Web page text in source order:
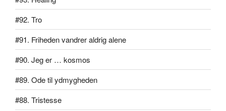
#92. Tro
#91. Friheden vandrer aldrig alene
#90. Jeg er … kosmos
#89. Ode til ydmygheden
#88. Tristesse